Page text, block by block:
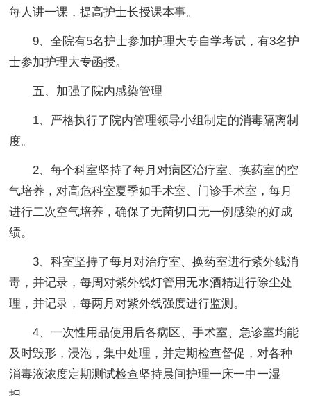
每人讲一课，提高护士长授课本事。
9、全院有5名护士参加护理大专自学考试，有3名护
士参加护理大专函授。
五、加强了院内感染管理
1、严格执行了院内管理领导小组制定的消毒隔离制
度。
2、每个科室坚持了每月对病区治疗室、换药室的空
气培养，对高危科室夏季如手术室、门诊手术室，每月
进行二次空气培养，确保了无菌切口无一例感染的好成
绩。
3、科室坚持了每月对治疗室、换药室进行紫外线消
毒，并记录，每周对紫外线灯管用无水酒精进行除尘处
理，并记录，每两月对紫外线强度进行监测。
4、一次性用品使用后各病区、手术室、急诊室均能
及时毁形，浸泡，集中处理，并定期检查督促，对各种
消毒液浓度定期测试检查坚持晨间护理一床一中一湿